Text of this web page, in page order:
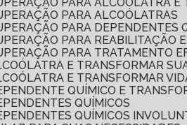
PARA ALCOÓLATRAS
PARA DEPENDENTES
PARA REABILITAÇÃO
PARA TRATAMENTO
E TRANSFORMAR
E TRANSFORMAR
QUÍMICO E
QUÍMICOS
QUÍMICOS